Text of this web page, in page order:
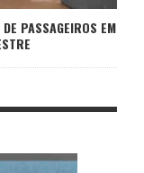
PASSAGEIROS EM